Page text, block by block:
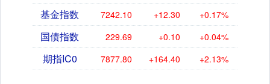
基金指数 7242.10 +12.30 +0.17%
国债指数 229.69 +0.10 +0.04%
期指IC0 7877.80 +164.40 +2.13%